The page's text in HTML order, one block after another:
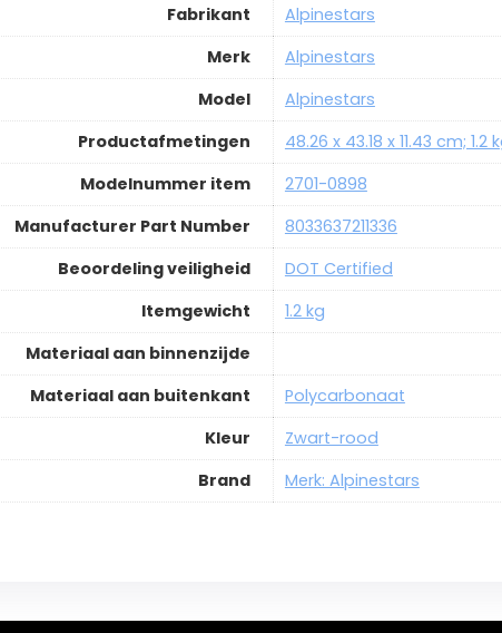
Fabrikant
Alpinestars
Merk
Alpinestars
Model
Alpinestars
Productafmetingen
48.26 x 43.18 x 11.43 cm; 1.2
Modelnummer item
2701-0898
Manufacturer Part Number
8033637211336
Beoordeling veiligheid
DOT Certified
Itemgewicht
1.2 kg
Materiaal aan binnenzijde
Materiaal aan buitenkant
Polycarbonaat
Kleur
Zwart-rood
Brand
Merk: Alpinestars